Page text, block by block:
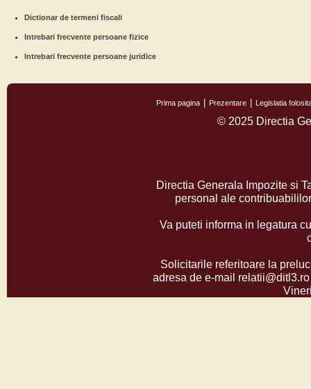
Dictionar de termeni fiscali
Intrebari frecvente persoane fizice
Intrebari frecvente persoane juridice
Prima pagina Prezentare Legislatia
© 2025 Directia
Directia Generala Impozite si
personal ale
Va puteti informa in legatura
Solicitarile referitoare la
adresa de e-mail